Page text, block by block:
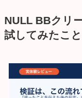
NULL BBクリ
試してみたこと